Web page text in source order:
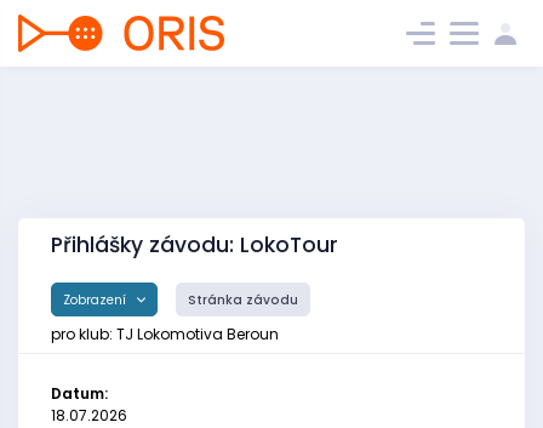
Přihlášky závodu: LokoTour
Zobrazení Stránka závodu
pro klub: TJ Lokomotiva Beroun
Datum:
18.07.2026